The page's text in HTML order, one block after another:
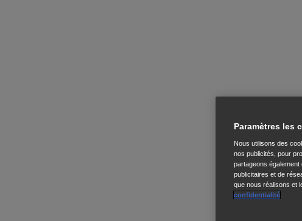
Paramètres les
Nous utilisons des
nos publicités, pour
partageons
publicitaires et de
que nous réalisons et
confidentialité